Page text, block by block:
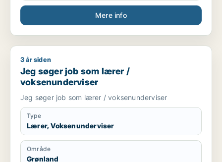
Mere info
Jeg søger job som lærer / voksenunderviser
3 år siden
Jeg søger job som lærer /
voksenunderviser
Jeg søger job som lærer / voksenunderviser
Type
Lærer, Voksenunderviser
Område
Grønland